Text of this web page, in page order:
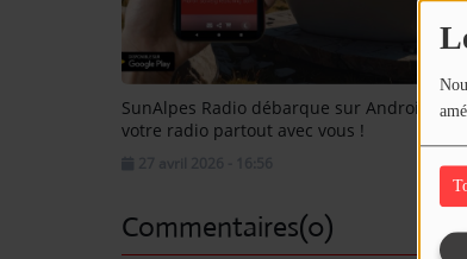
FÊTEZ VOTRE ANNIVERSAIRE À
SUNALPES !
TEAM BUILDING RADIO
SunAlpes Radio débarque sur Android :
votre radio partout avec vous !
Commentaires(0)
mix reggae avec Retrouvez nos programmes